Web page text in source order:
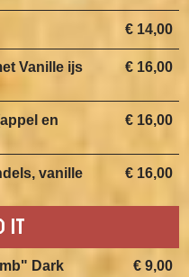
€ 14,00
€ 16,00
Vanille ijs
€ 16,00
en
€ 16,00
vanille
IT
€ 9,00
Dark